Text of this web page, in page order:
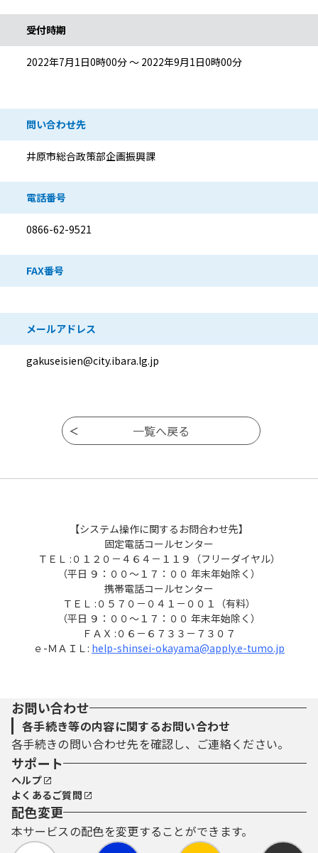
受付時期
2022年7月1日0時00分 ～ 2022年9月1日0時00分
問い合わせ先
井原市総合政策部企画振興課
電話番号
0866-62-9521
FAX番号
メールアドレス
gakuseisien@city.ibara.lg.jp
【システム操作に関するお問合わせ先】
固定電話コールセンター
ＴＥＬ :０１２０－４６４－１１９（フリーダイヤル）
（平日 ９：００～１７：００ 年末年始除く）
携帯電話コールセンター
ＴＥＬ :０５７０－０４１－００１（有料）
（平日 ９：００～１７：００ 年末年始除く）
ＦＡＸ :０６－６７３３－７３０７
ｅ-ＭＡＩＬ: help-shinsei-okayama@apply.e-tumo.jp
お問い合わせ
各手続き等の内容に関するお問い合わせ
各手続きの問い合わせ先を確認し、ご連絡ください。
サポート
ヘルプ
よくあるご質問
配色変更
本サービスの配色を変更することができます。